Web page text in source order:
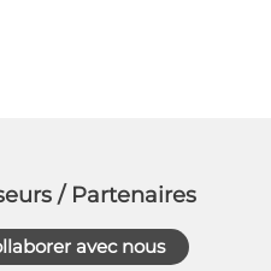
/ Partenaires
avec nous